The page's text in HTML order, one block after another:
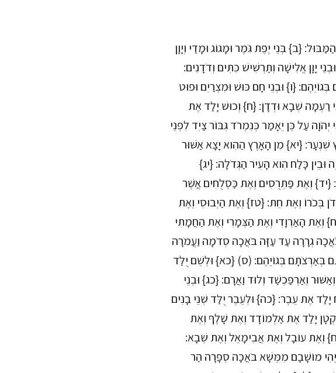
{ב} בְּנֵי יֶפֶת גֹּמֶר וּמָגוֹג וּמָדַי וְיָוָן
יָוָן אֱלִישָׁה וְתַרְשִׁישׁ כִּתִּים וְדֹדָנִים:
{ו} וּבְנֵי חָם כּוּשׁ וּמִצְרַיִם וּפוּט
רַעְמָה שְׁבָא וּדְדָן: {ח} וְכוּשׁ יָלַד אֶת
עַל כֵּן יֵאָמַר כְּנִמְרֹד גִּבּוֹר צַיִד לִפְנֵי
שִׁנְעָר: {יא} מִן הָאָרֶץ הַהִוא יָצָא אַשּׁוּר
וּבֵין כָּלַח הִוא הָעִיר הַגְּדֹלָה: {יג}
{יד} וְאֶת פַּתְרֻסִים וְאֶת כַּסְלֻחִים אֲשֶׁר
בְּכֹרוֹ וְאֶת חֵת: {טז} וְאֶת הַיְבוּסִי וְאֶת
וְאֶת הָאַרְוָדִי וְאֶת הַצְּמָרִי וְאֶת הַחֲמָתִי
בֹּאֲכָה גְרָרָה עַד עַזָּה בֹּאֲכָה סְדֹמָה וַעֲמֹרָה
בְּאַרְצֹתָם בְּגוֹיֵהֶם: (ס) {כא} וּלְשֵׁם יֻלַּד
וְאַרְפַּכְשַׁד וְלוּד וַאֲרָם: {כג} וּבְנֵי
אֶת עֵבֶר: {כה} וּלְעֵבֶר יֻלַּד שְׁנֵי בָנִים
יָלַד אֶת אַלְמוֹדָד וְאֶת שָׁלֶף וְאֶת
וְאֶת עוֹבָל וְאֶת אֲבִימָאֵל וְאֶת שְׁבָא:
וַיְהִי מוֹשָׁבָם מִמֵּשָׁא בֹּאֲכָה סְפָרָה הַר